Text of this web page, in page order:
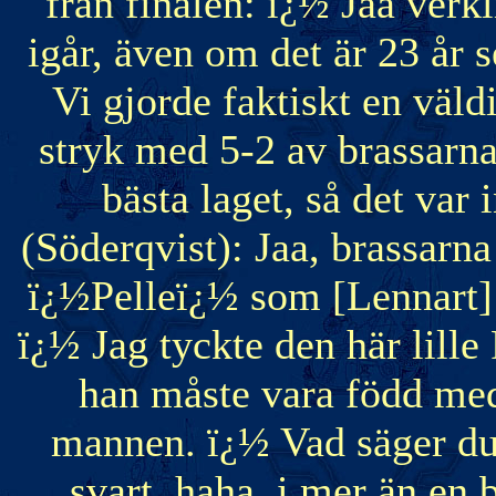
igår, även om det är 23 år
Vi gjorde faktiskt en
stryk med 5-2 av
bästa laget, så det var
(Söderqvist): Jaa,
ï¿½Pelleï¿½ som [Lennart]
ï¿½ Jag tyckte den här lille
han måste vara född
mannen. ï¿½ Vad säger